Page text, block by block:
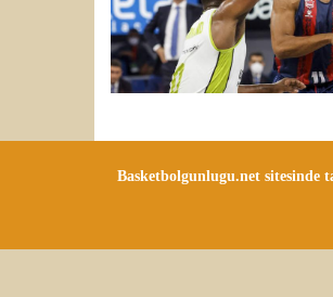
Basketbolgunlugu.net sitesinde